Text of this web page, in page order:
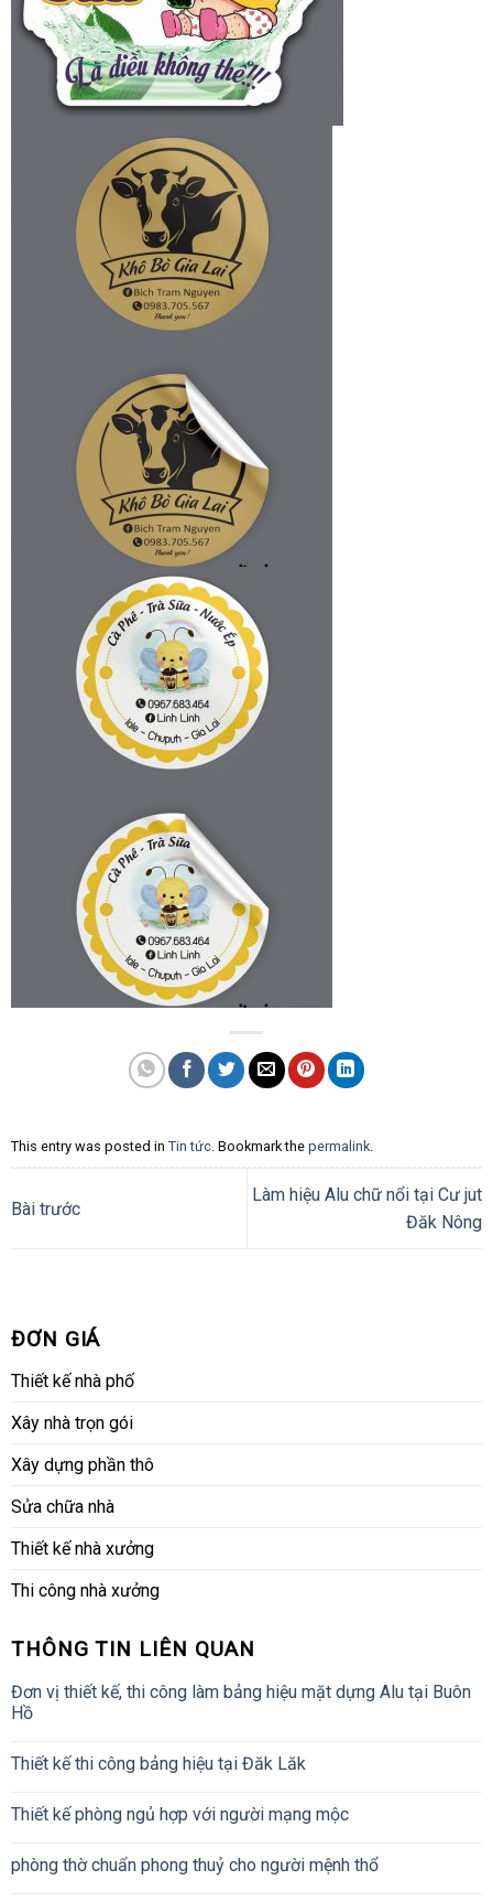
ĐƠN GIÁ
Thiết kế nhà phố
Xây nhà trọn gói
Xây dựng phần thô
Sửa chữa nhà
Thiết kế nhà xưởng
Thi công nhà xưởng
THÔNG TIN LIÊN QUAN
Đơn vị thiết kế, thi công làm bảng hiệu mặt dựng Alu tại Buôn
Hồ
Thiết kế thi công bảng hiệu tại Đăk Lăk
Thiết kế phòng ngủ hợp với người mạng mộc
phòng thờ chuẩn phong thuỷ cho người mệnh thổ
This entry was posted in Tin tức. Bookmark the permalink.
Bài trước
Làm hiệu Alu chữ nổi tại Cư jut
Đăk Nông